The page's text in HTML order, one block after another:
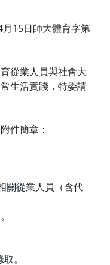
15日師大體育字第
從業人員與社會大
生活實踐，特委請
件簡章：
關從業人員（含代
。